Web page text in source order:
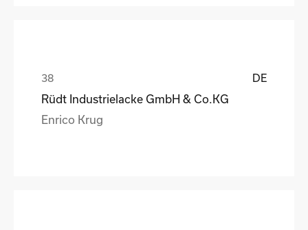
DE
Rüdt Industrielacke GmbH & Co.KG
Enrico Krug